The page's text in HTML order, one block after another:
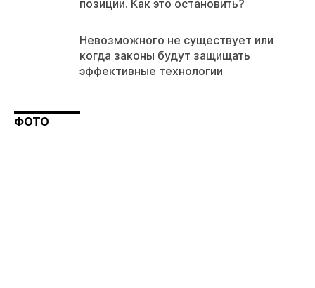
позиции. Как это остановить?
Невозможного не существует или
когда законы будут защищать
эффективные технологии
ФОТО